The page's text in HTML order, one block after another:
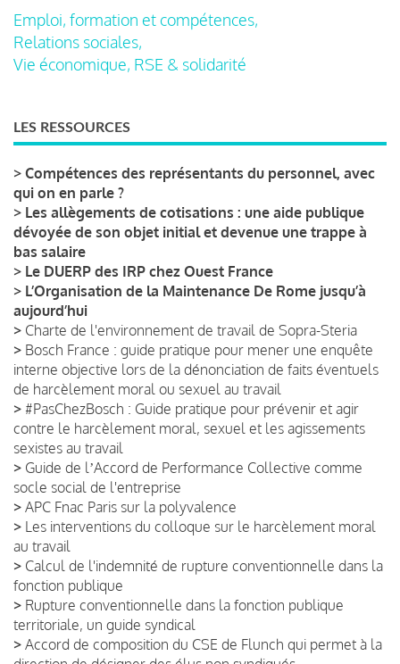
Emploi, formation et compétences,
Relations sociales,
Vie économique, RSE & solidarité
LES RESSOURCES
> Compétences des représentants du personnel, avec
qui on en parle ?
> Les allègements de cotisations : une aide publique
dévoyée de son objet initial et devenue une trappe à
bas salaire
> Le DUERP des IRP chez Ouest France
> L’Organisation de la Maintenance De Rome jusqu’à
aujourd’hui
> Charte de l'environnement de travail de Sopra-Steria
> Bosch France : guide pratique pour mener une enquête
interne objective lors de la dénonciation de faits éventuels
de harcèlement moral ou sexuel au travail
> #PasChezBosch : Guide pratique pour prévenir et agir
contre le harcèlement moral, sexuel et les agissements
sexistes au travail
> Guide de lʼAccord de Performance Collective comme
socle social de l'entreprise
> APC Fnac Paris sur la polyvalence
> Les interventions du colloque sur le harcèlement moral
au travail
> Calcul de l'indemnité de rupture conventionnelle dans la
fonction publique
> Rupture conventionnelle dans la fonction publique
territoriale, un guide syndical
> Accord de composition du CSE de Flunch qui permet à la